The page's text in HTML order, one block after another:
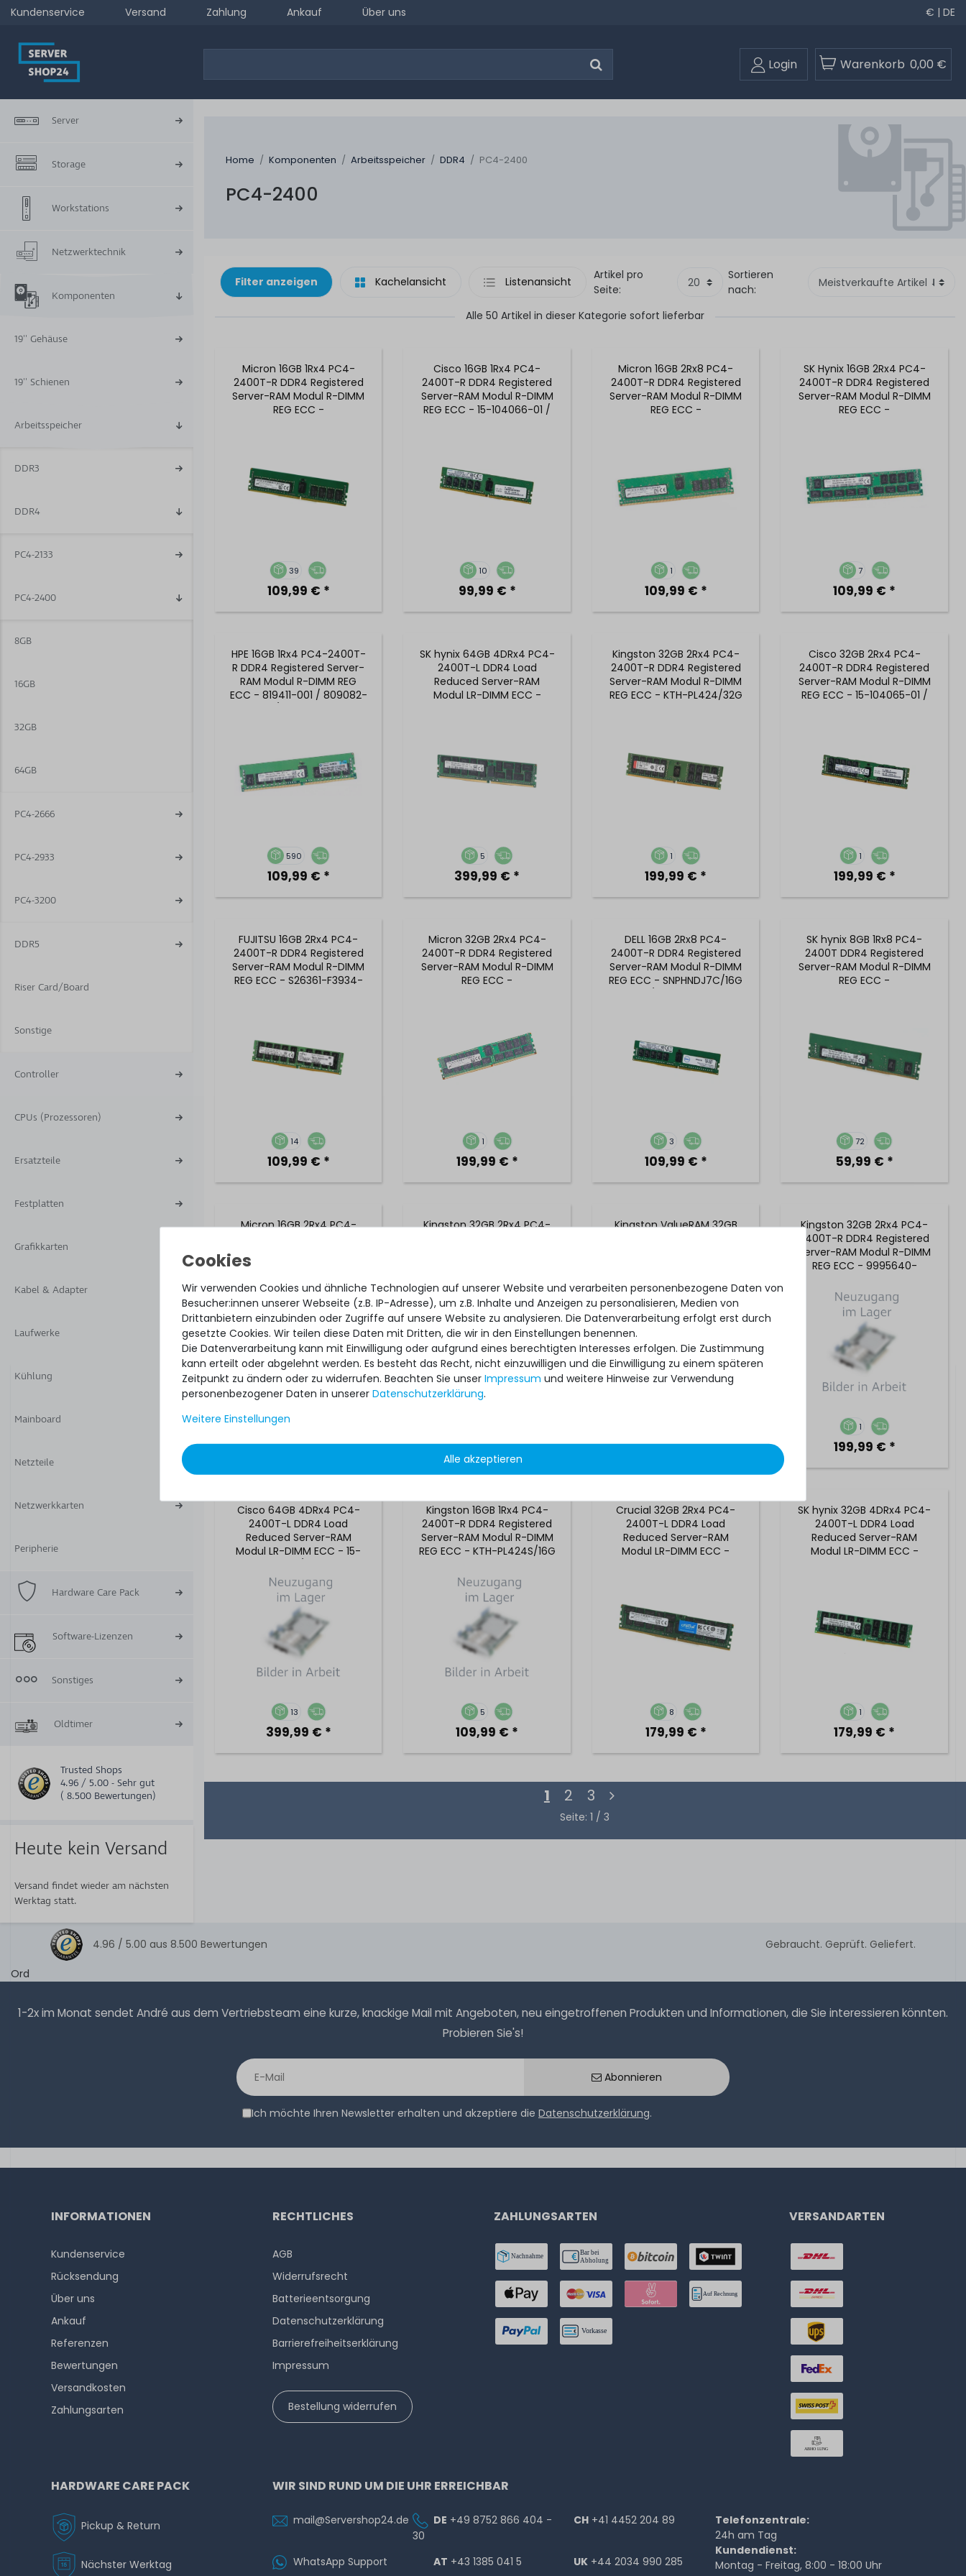
Kundenservice Versand Zahlung Ankauf Über uns € | DE
Login Warenkorb 0,00 €
Server
Storage
Workstations
Netzwerktechnik
Komponenten
19'' Gehäuse
19'' Schienen
Arbeitsspeicher
DDR3
DDR4
PC4-2133
PC4-2400
8GB
16GB
32GB
64GB
PC4-2666
PC4-2933
PC4-3200
DDR5
Riser Card/Board
Sonstige
Controller
CPUs (Prozessoren)
Ersatzteile
Festplatten
Grafikkarten
Kabel & Adapter
Laufwerke
Kühlung
Mainboard
Netzteile
Netzwerkkarten
Peripherie
Hardware Care Pack
Software-Lizenzen
Sonstiges
Oldtimer
Trusted Shops
4.96 / 5.00 - Sehr gut
( 8.500 Bewertungen)
Heute kein Versand
Versand findet wieder am nächsten
Werktag statt.
Home Komponenten Arbeitsspeicher DDR4 PC4-2400
PC4-2400
Filter anzeigen Kachelansicht Listenansicht
Artikel pro
Seite:
Sortieren
nach:
Alle 50 Artikel in dieser Kategorie sofort lieferbar
Micron 16GB 1Rx4 PC4-
2400T-R DDR4 Registered
Server-RAM Modul R-DIMM
REG ECC -
39
109,99 € *
Cisco 16GB 1Rx4 PC4-
2400T-R DDR4 Registered
Server-RAM Modul R-DIMM
REG ECC - 15-104066-01 /
10
99,99 € *
Micron 16GB 2Rx8 PC4-
2400T-R DDR4 Registered
Server-RAM Modul R-DIMM
REG ECC -
1
109,99 € *
SK Hynix 16GB 2Rx4 PC4-
2400T-R DDR4 Registered
Server-RAM Modul R-DIMM
REG ECC -
7
109,99 € *
HPE 16GB 1Rx4 PC4-2400T-
R DDR4 Registered Server-
RAM Modul R-DIMM REG
ECC - 819411-001 / 809082-
590
109,99 € *
SK hynix 64GB 4DRx4 PC4-
2400T-L DDR4 Load
Reduced Server-RAM
Modul LR-DIMM ECC -
5
399,99 € *
Kingston 32GB 2Rx4 PC4-
2400T-R DDR4 Registered
Server-RAM Modul R-DIMM
REG ECC - KTH-PL424/32G
1
199,99 € *
Cisco 32GB 2Rx4 PC4-
2400T-R DDR4 Registered
Server-RAM Modul R-DIMM
REG ECC - 15-104065-01 /
1
199,99 € *
FUJITSU 16GB 2Rx4 PC4-
2400T-R DDR4 Registered
Server-RAM Modul R-DIMM
REG ECC - S26361-F3934-
14
109,99 € *
Micron 32GB 2Rx4 PC4-
2400T-R DDR4 Registered
Server-RAM Modul R-DIMM
REG ECC -
1
199,99 € *
DELL 16GB 2Rx8 PC4-
2400T-R DDR4 Registered
Server-RAM Modul R-DIMM
REG ECC - SNPHNDJ7C/16G
3
109,99 € *
SK hynix 8GB 1Rx8 PC4-
2400T DDR4 Registered
Server-RAM Modul R-DIMM
REG ECC -
72
59,99 € *
Micron 16GB 2Rx4 PC4-
109,99 € *
Kingston 32GB 2Rx4 PC4-
199,99 € *
Kingston ValueRAM 32GB
199,99 € *
Kingston 32GB 2Rx4 PC4-
2400T-R DDR4 Registered
Server-RAM Modul R-DIMM
REG ECC - 9995640-
1
199,99 € *
Cisco 64GB 4DRx4 PC4-
2400T-L DDR4 Load
Reduced Server-RAM
Modul LR-DIMM ECC - 15-
1X644RV-A
13
399,99 € *
Kingston 16GB 1Rx4 PC4-
2400T-R DDR4 Registered
Server-RAM Modul R-DIMM
REG ECC - KTH-PL424S/16G
5
109,99 € *
Crucial 32GB 2Rx4 PC4-
2400T-L DDR4 Load
Reduced Server-RAM
Modul LR-DIMM ECC -
8
179,99 € *
SK hynix 32GB 4DRx4 PC4-
2400T-L DDR4 Load
Reduced Server-RAM
Modul LR-DIMM ECC -
1
179,99 € *
1 2 3
Seite: 1 / 3
4.96 / 5.00 aus 8.500 Bewertungen Gebraucht. Geprüft. Geliefert.
Ord
1-2x im Monat sendet André aus dem Vertriebsteam eine kurze, knackige Mail mit Angeboten, neu eingetroffenen Produkten und Informationen, die Sie interessieren könnten.
Probieren Sie's!
Abonnieren
Ich möchte Ihren Newsletter erhalten und akzeptiere die Datenschutzerklärung.
Wir verwenden Cookies und ähnliche Technologien auf unserer Website und verarbeiten personenbezogene Daten von
Besucher:innen unserer Webseite (z.B. IP-Adresse), um z.B. Inhalte und Anzeigen zu personalisieren, Medien von
Drittanbietern einzubinden oder Zugriffe auf unsere Website zu analysieren. Die Datenverarbeitung erfolgt erst durch
gesetzte Cookies. Wir teilen diese Daten mit Dritten, die wir in den Einstellungen benennen.
Die Datenverarbeitung kann mit Einwilligung oder aufgrund eines berechtigten Interesses erfolgen. Die Zustimmung
kann erteilt oder abgelehnt werden. Es besteht das Recht, nicht einzuwilligen und die Einwilligung zu einem späteren
Zeitpunkt zu ändern oder zu widerrufen. Beachten Sie unser Impressum und weitere Hinweise zur Verwendung
personenbezogener Daten in unserer Daten­schutz­erklärung.
Weitere Einstellungen
Alle akzeptieren
INFORMATIONEN
Kundenservice
Rücksendung
Über uns
Ankauf
Referenzen
Bewertungen
Versandkosten
Zahlungsarten
RECHTLICHES
AGB
Widerrufs­recht
Batterieentsorgung
Datenschutzerklärung
Barrierefreiheitserklärung
Impressum
Bestellung widerrufen
ZAHLUNGSARTEN VERSANDARTEN
HARDWARE CARE PACK
Pickup & Return
Nächster Werktag
WIR SIND RUND UM DIE UHR ERREICHBAR
mail@Servershop24.de DE +49 8752 866 404 -
30
CH +41 4452 204 89
WhatsApp Support AT +43 1385 041 5 UK +44 2034 990 285
Telefonzentrale:
24h am Tag
Kundendienst:
Montag - Freitag, 8:00 - 18:00 Uhr